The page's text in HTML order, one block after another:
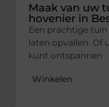
Maak van uw
hovenier in
Een prachtige
laten opvallen. Of
kunt ontspannen
Winkelen